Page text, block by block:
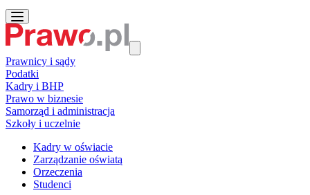
Prawnicy i sądy
Podatki
Kadry i BHP
Prawo w biznesie
Samorząd i administracja
Szkoły i uczelnie
Kadry w oświacie
Zarządzanie oświatą
Orzeczenia
Studenci